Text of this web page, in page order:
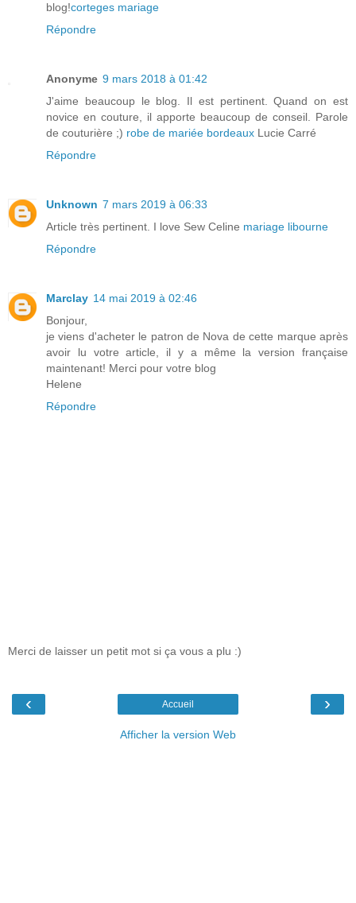
blog!corteges mariage
Répondre
Anonyme 9 mars 2018 à 01:42
J'aime beaucoup le blog. Il est pertinent. Quand on est
novice en couture, il apporte beaucoup de conseil. Parole
de couturière ;) robe de mariée bordeaux Lucie Carré
Répondre
Unknown 7 mars 2019 à 06:33
Article très pertinent. I love Sew Celine mariage libourne
Répondre
Marclay 14 mai 2019 à 02:46
Bonjour,
je viens d'acheter le patron de Nova de cette marque après
avoir lu votre article, il y a même la version française
maintenant! Merci pour votre blog
Helene
Répondre
Merci de laisser un petit mot si ça vous a plu :)
‹ ›
Accueil
Afficher la version Web